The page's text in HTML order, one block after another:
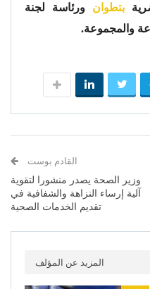
بتطوان ورئاسة لجنة
والمجموعة.
القادم بوست
وزير الصحة يصدر منشورا لتقوية
آلية إرساء النزاهة والشفافية في
تقديم الخدمات الصحية
المزيد عن المؤلف